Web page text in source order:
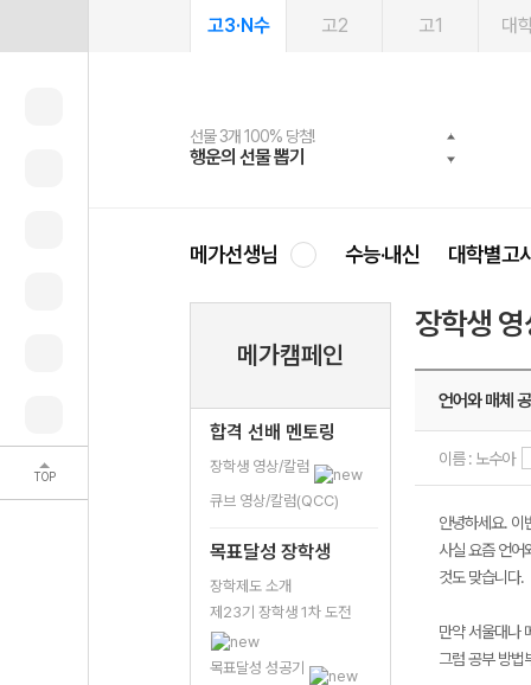
TOP
고3·N수 고2 고1 대
선물 3개 100% 당첨!
행운의 선물 뽑기
선물 100% 증정!
메가스터디 X 올리브
여름방학 스터디 캐시백
메가런 썸머스쿨
2027 러셀 단과
강사 공개선발
스마트러닝앱
설문 EVENT
메가패스
3일 무료 체험권
메가패스 수강생 무료혜택!
메가클럽 멤버십
사회공헌 캠페인
희망이룸 메가나눔
메가선생님 수능·내신 대학별고
메가캠페인
합격 선배 멘토링
장학생 영상/칼럼
큐브 영상/칼럼(QCC)
목표달성 장학생
장학제도 소개
제23기 장학생 1차 도전
목표달성 성공기
장학생
언어와 매체
이름 : 노수아
안녕하세요. 이
사실 요즘 언어
것도 맞습니다.
만약 서울대나
그럼 공부 방법